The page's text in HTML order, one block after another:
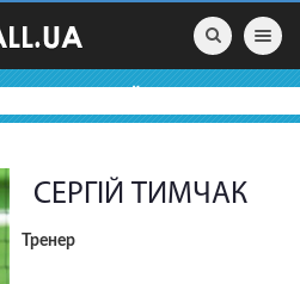
Toggle
СЕРГІЙ ТИМЧАК
Тренер